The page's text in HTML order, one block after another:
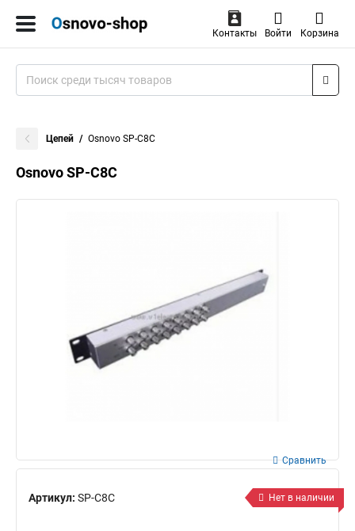
Контакты Войти Корзина
Цепей Osnovo SP-C8C
Osnovo SP-C8C
Артикул: SP-C8C
Сравнить
Нет в наличии